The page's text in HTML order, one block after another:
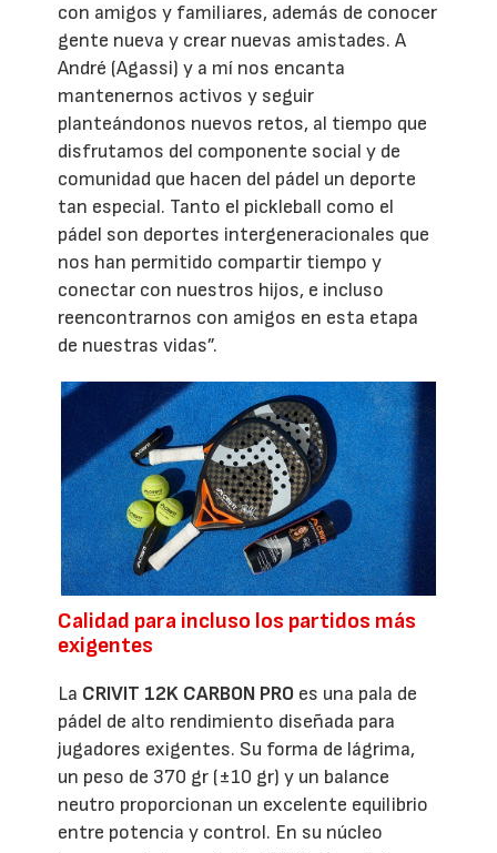
con amigos y familiares, además de conocer
gente nueva y crear nuevas amistades. A
André (Agassi) y a mí nos encanta
mantenernos activos y seguir
planteándonos nuevos retos, al tiempo que
disfrutamos del componente social y de
comunidad que hacen del pádel un deporte
tan especial. Tanto el pickleball como el
pádel son deportes intergeneracionales que
nos han permitido compartir tiempo y
conectar con nuestros hijos, e incluso
reencontrarnos con amigos en esta etapa
de nuestras vidas”.
Calidad para incluso los partidos más
exigentes
La CRIVIT 12K CARBON PRO es una pala de
pádel de alto rendimiento diseñada para
jugadores exigentes. Su forma de lágrima,
un peso de 370 gr (±10 gr) y un balance
neutro proporcionan un excelente equilibrio
entre potencia y control. En su núcleo